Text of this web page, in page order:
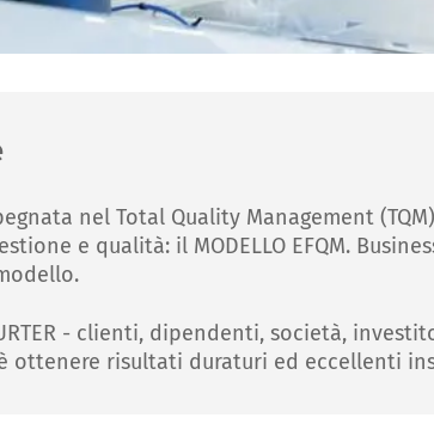
nel Total Quality Management
e qualità: il MODELLO EFQM.
- clienti, dipendenti, società,
risultati duraturi ed eccellenti